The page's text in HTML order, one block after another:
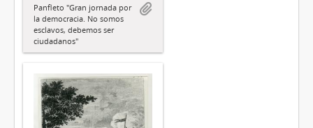
Panfleto "Gran jornada por
la democracia. No somos
esclavos, debemos ser
ciudadanos"